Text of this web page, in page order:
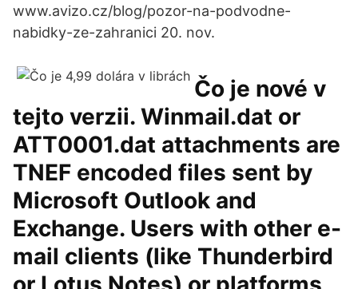
www.avizo.cz/blog/pozor-na-podvodne-
nabidky-ze-zahranici 20. nov.
Čo je nové v
tejto verzii. Winmail.dat or
ATT0001.dat attachments are
TNEF encoded files sent by
Microsoft Outlook and
Exchange. Users with other e-
mail clients (like Thunderbird